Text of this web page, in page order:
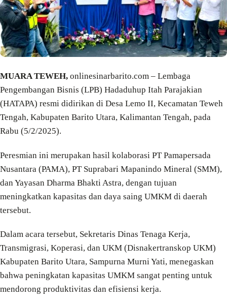
MUARA TEWEH, onlinesinarbarito.com – Lembaga
Pengembangan Bisnis (LPB) Hadaduhup Itah Parajakian
(HATAPA) resmi didirikan di Desa Lemo II, Kecamatan Teweh
Tengah, Kabupaten Barito Utara, Kalimantan Tengah, pada
Rabu (5/2/2025).
Peresmian ini merupakan hasil kolaborasi PT Pamapersada
Nusantara (PAMA), PT Suprabari Mapanindo Mineral (SMM),
dan Yayasan Dharma Bhakti Astra, dengan tujuan
meningkatkan kapasitas dan daya saing UMKM di daerah
tersebut.
Dalam acara tersebut, Sekretaris Dinas Tenaga Kerja,
Transmigrasi, Koperasi, dan UKM (Disnakertranskop UKM)
Kabupaten Barito Utara, Sampurna Murni Yati, menegaskan
bahwa peningkatan kapasitas UMKM sangat penting untuk
mendorong produktivitas dan efisiensi kerja.